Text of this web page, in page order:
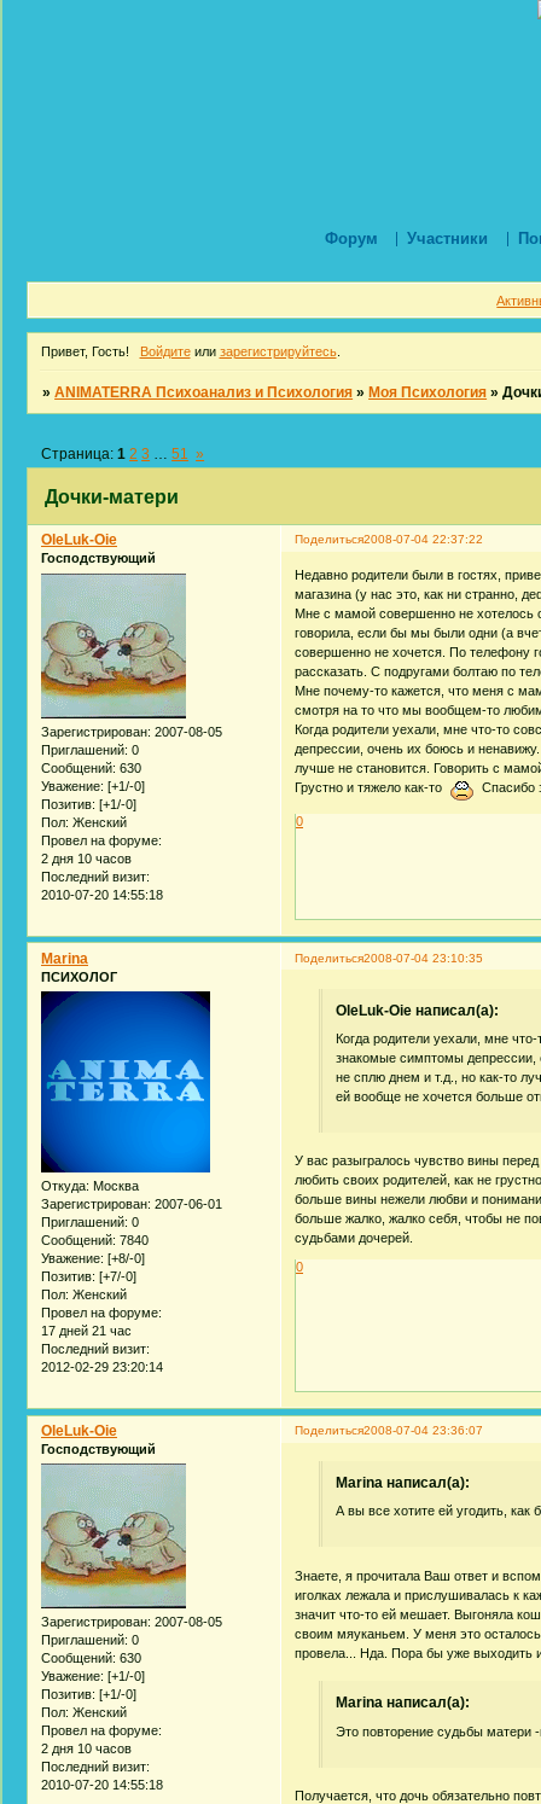
Форум Участники
Привет, Гость! Войдитеили зарегистрируйтесь.
»ANIMATERRA Психоанализ и Психология » Моя Психология »
Дочки-матери
Страница:1 2 3 51 »
Поделиться2008-07-04 22:37:22
OleLuk-Oie
Господствующий
Зарегистрирован: 2007-08-05
Приглашений: 0
Сообщений: 630
Уважение: [+1/-0]
Позитив: [+1/-0]
Пол: Женский
Провел на форуме:
2 дня 10 часов
Последний визит:
2010-07-20 14:55:18
Недавно родители были в гостях,
магазина (у нас это, как ни странно,
Мне с мамой совершенно не хотелось
говорила, если бы мы были одни (а
совершенно не хочется. По телефону
рассказать. С подругами болтаю по
Мне почему-то кажется, что меня с
смотря на то что мы вообщем-то
Когда родители уехали, мне что-то
депрессии, очень их боюсь и
лучше не становится. Говорить с
Грустно и тяжело как-то
Спасибо
0
Поделиться2008-07-04 23:10:35
Marina
ПСИХОЛОГ
Откуда: Москва
Зарегистрирован: 2007-06-01
Приглашений: 0
Сообщений: 7840
Уважение: [+8/-0]
Позитив: [+7/-0]
Пол: Женский
Провел на форуме:
17 дней 21 час
Последний визит:
2012-02-29 23:20:14
OleLuk-Oie написал(а):
Когда родители уехали, мне
знакомые симптомы
не сплю днем и т.д., но как-то
ей вообще не хочется больше
У вас разыгралось чувство вины
любить своих родителей, как не
больше вины нежели любви и
больше жалко, жалко себя, чтобы не
судьбами дочерей.
0
Поделиться2008-07-04 23:36:07
OleLuk-Oie
Господствующий
Зарегистрирован: 2007-08-05
Приглашений: 0
Сообщений: 630
Уважение: [+1/-0]
Позитив: [+1/-0]
Пол: Женский
Провел на форуме:
2 дня 10 часов
Последний визит:
2010-07-20 14:55:18
Marina написал(а):
А вы все хотите ей угодить,
Знаете, я прочитала Ваш ответ и
иголках лежала и прислушивалась к
значит что-то ей мешает. Выгоняла
своим мяуканьем. У меня это
провела... Нда. Пора бы уже выходить
Marina написал(а):
Это повторение судьбы матери
Получается, что дочь обязательно